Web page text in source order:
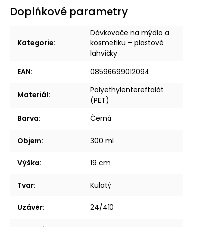
Doplňkové parametry
Kategorie:
Dávkovače na mýdlo a
kosmetiku – plastové
lahvičky
EAN: 08596699012094
Materiál:
Polyethylentereftalát
(PET)
Barva: Černá
Objem: 300 ml
Výška: 19 cm
Tvar: Kulatý
Uzávěr: 24/410